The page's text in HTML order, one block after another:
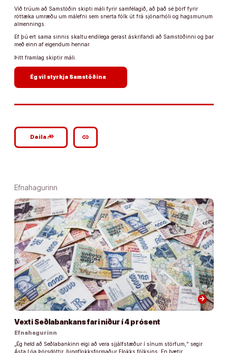
Við trúum að Samstöðin skipti máli fyrir samfélagið, að það sé þörf fyrir
róttæka umræðu um málefni sem snerta fólk út frá sjónarhóli og hagsmunum
almennings.
Ef þú ert sama sinnis skaltu endilega gerast áskrifandi að Samstöðinni og þar
með einn af eigendum hennar.
Þitt framlag skiptir máli.
Ég vil styrkja Samstöðina
Deilagoogle_plus_reshare link
Efnahagurinn
arrow_forward
Vexti Seðlabankans fari niður í 4 prósent
Efnahagurinn
„Ég held að Seðlabankinn eigi að vera sjjálfstæður í sínum störfum,“ segir
Ásta Lóa Þórsdóttir, þingflokksformaður Flokks fólksins. En bætir …